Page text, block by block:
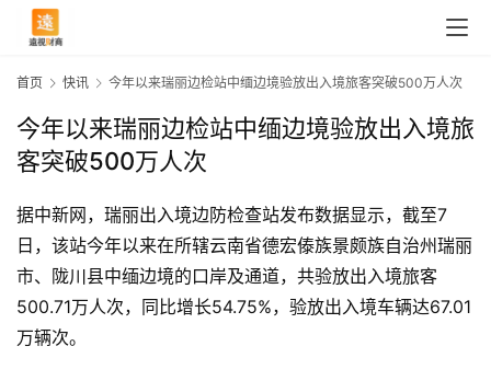
首
首页 快讯 今年以来瑞丽边检站中缅边境验放出入境旅客突破500万人次
今年以来瑞丽边检站中缅边境验放出入境旅
客突破500万人次
据中新网，瑞丽出入境边防检查站发布数据显示，截至7
日，该站今年以来在所辖云南省德宏傣族景颇族自治州瑞丽
市、陇川县中缅边境的口岸及通道，共验放出入境旅客
500.71万人次，同比增长54.75%，验放出入境车辆达67.01
万辆次。